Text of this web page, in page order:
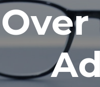
Over